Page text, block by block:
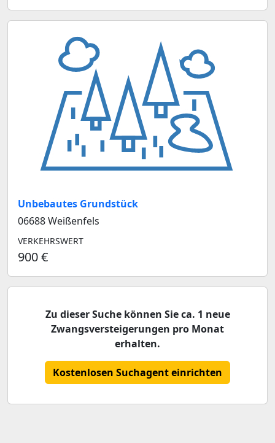
Unbebautes Grundstück
06688 Weißenfels
VERKEHRSWERT
900 €
Zu dieser Suche können Sie ca. 1 neue
Zwangsversteigerungen pro Monat
erhalten.
Kostenlosen Suchagent einrichten